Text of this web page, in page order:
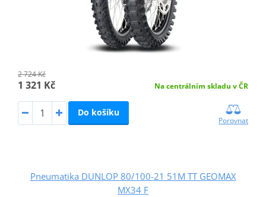
2 724 Kč
1 321 Kč Na centrálním skladu v ČR
Do košíku
Porovnat
Pneumatika DUNLOP 80/100-21 51M TT GEOMAX
MX34 F